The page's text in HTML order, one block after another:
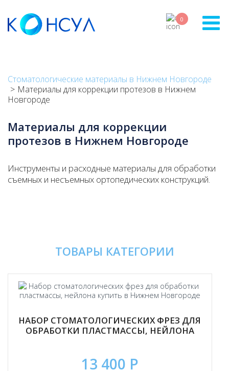
main
content
0
Стоматологические материалы в Нижнем Новгороде
Материалы для коррекции протезов в Нижнем
Новгороде
Материалы для коррекции
протезов в Нижнем Новгороде
Инструменты и расходные материалы для обработки
съемных и несъемных ортопедических конструкций.
ТОВАРЫ КАТЕГОРИИ
НАБОР СТОМАТОЛОГИЧЕСКИХ ФРЕЗ ДЛЯ
ОБРАБОТКИ ПЛАСТМАССЫ, НЕЙЛОНА
13 400 Р